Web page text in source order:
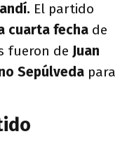
El partido
cuarta fecha de
fueron de Juan
Sepúlveda para